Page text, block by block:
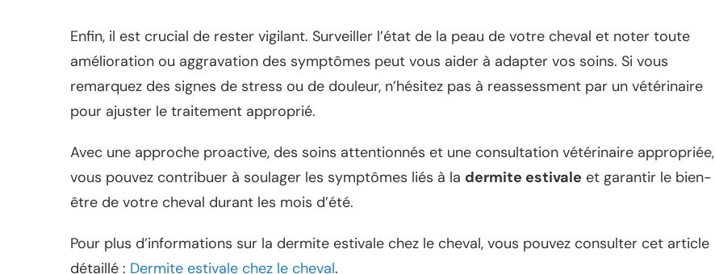
Enfin, il est crucial de rester vigilant. Surveiller l’état de la peau de votre cheval et noter toute
amélioration ou aggravation des symptômes peut vous aider à adapter vos soins. Si vous
remarquez des signes de stress ou de douleur, n’hésitez pas à reassessment par un vétérinaire
pour ajuster le traitement approprié.
Avec une approche proactive, des soins attentionnés et une consultation vétérinaire appropriée,
vous pouvez contribuer à soulager les symptômes liés à la dermite estivale et garantir le bien-
être de votre cheval durant les mois d’été.
Pour plus d’informations sur la dermite estivale chez le cheval, vous pouvez consulter cet article
détaillé : Dermite estivale chez le cheval.